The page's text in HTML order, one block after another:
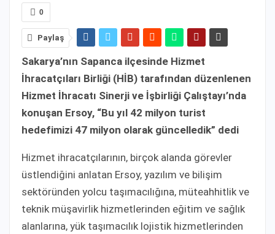
0
Paylaş
Sakarya’nın Sapanca ilçesinde Hizmet
İhracatçıları Birliği (HİB) tarafından düzenlenen
Hizmet İhracatı Sinerji ve İşbirliği Çalıştayı’nda
konuşan Ersoy, “Bu yıl 42 milyon turist
hedefimizi 47 milyon olarak güncelledik” dedi
Hizmet ihracatçılarının, birçok alanda görevler
üstlendiğini anlatan Ersoy, yazılım ve bilişim
sektöründen yolcu taşımacılığına, müteahhitlik ve
teknik müşavirlik hizmetlerinden eğitim ve sağlık
alanlarına, yük taşımacılık lojistik hizmetlerinden